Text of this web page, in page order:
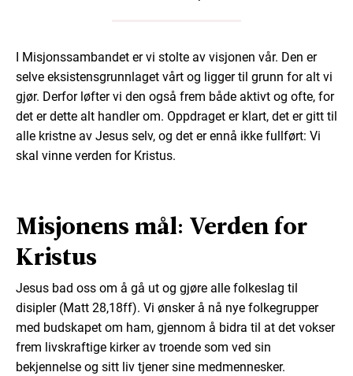
I Misjonssambandet er vi stolte av visjonen vår. Den er
selve eksistensgrunnlaget vårt og ligger til grunn for alt vi
gjør. Derfor løfter vi den også frem både aktivt og ofte, for
det er dette alt handler om. Oppdraget er klart, det er gitt til
alle kristne av Jesus selv, og det er ennå ikke fullført: Vi
skal vinne verden for Kristus.
Misjonens mål: Verden for
Kristus
Jesus bad oss om å gå ut og gjøre alle folkeslag til
disipler (Matt 28,18ff). Vi ønsker å nå nye folkegrupper
med budskapet om ham, gjennom å bidra til at det vokser
frem livskraftige kirker av troende som ved sin
bekjennelse og sitt liv tjener sine medmennesker.